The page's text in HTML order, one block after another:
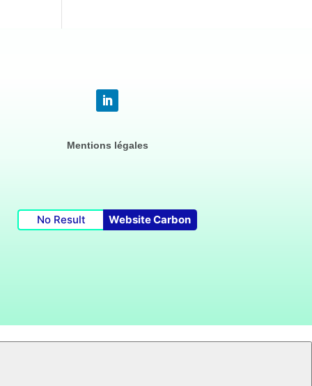
Mentions légales
No Result Website Carbon